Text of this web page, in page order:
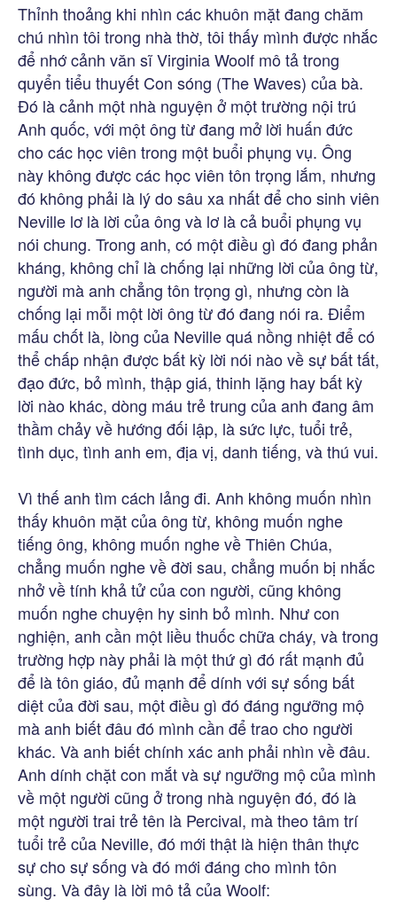
Thỉnh thoảng khi nhìn các khuôn mặt đang chăm
chú nhìn tôi trong nhà thờ, tôi thấy mình được nhắc
để nhớ cảnh văn sĩ Virginia Woolf mô tả trong
quyển tiểu thuyết Con sóng (The Waves) của bà.
Đó là cảnh một nhà nguyện ở một trường nội trú
Anh quốc, với một ông từ đang mở lời huấn đức
cho các học viên trong một buổi phụng vụ. Ông
này không được các học viên tôn trọng lắm, nhưng
đó không phải là lý do sâu xa nhất để cho sinh viên
Neville lơ là lời của ông và lơ là cả buổi phụng vụ
nói chung. Trong anh, có một điều gì đó đang phản
kháng, không chỉ là chống lại những lời của ông từ,
người mà anh chẳng tôn trọng gì, nhưng còn là
chống lại mỗi một lời ông từ đó đang nói ra. Điểm
mấu chốt là, lòng của Neville quá nồng nhiệt để có
thể chấp nhận được bất kỳ lời nói nào về sự bất tất,
đạo đức, bỏ mình, thập giá, thinh lặng hay bất kỳ
lời nào khác, dòng máu trẻ trung của anh đang âm
thầm chảy về hướng đối lập, là sức lực, tuổi trẻ,
tình dục, tình anh em, địa vị, danh tiếng, và thú vui.
Vì thế anh tìm cách lảng đi. Anh không muốn nhìn
thấy khuôn mặt của ông từ, không muốn nghe
tiếng ông, không muốn nghe về Thiên Chúa,
chẳng muốn nghe về đời sau, chẳng muốn bị nhắc
nhở về tính khả tử của con người, cũng không
muốn nghe chuyện hy sinh bỏ mình. Như con
nghiện, anh cần một liều thuốc chữa cháy, và trong
trường hợp này phải là một thứ gì đó rất mạnh đủ
để là tôn giáo, đủ mạnh để dính với sự sống bất
diệt của đời sau, một điều gì đó đáng ngưỡng mộ
mà anh biết đâu đó mình cần để trao cho người
khác. Và anh biết chính xác anh phải nhìn về đâu.
Anh dính chặt con mắt và sự ngưỡng mộ của mình
về một người cũng ở trong nhà nguyện đó, đó là
một người trai trẻ tên là Percival, mà theo tâm trí
tuổi trẻ của Neville, đó mới thật là hiện thân thực
sự cho sự sống và đó mới đáng cho mình tôn
sùng. Và đây là lời mô tả của Woolf: